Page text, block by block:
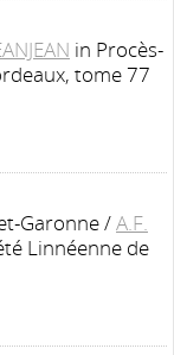
in Procès-
tome 77
Garonne/A.F.
Linnéenne de